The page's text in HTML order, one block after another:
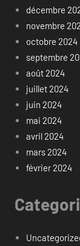
décembre
novembre
octobre 2024
septembre
août 2024
juillet 2024
juin 2024
mai 2024
avril 2024
mars 2024
février 2024